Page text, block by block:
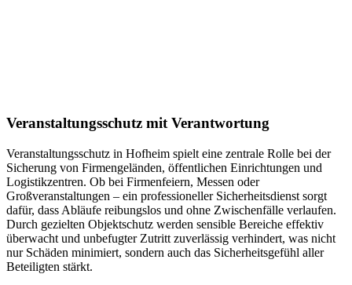
Veranstaltungsschutz mit Verantwortung
Veranstaltungsschutz in Hofheim spielt eine zentrale Rolle bei der
Sicherung von Firmengeländen, öffentlichen Einrichtungen und
Logistikzentren. Ob bei Firmenfeiern, Messen oder
Großveranstaltungen – ein professioneller Sicherheitsdienst sorgt
dafür, dass Abläufe reibungslos und ohne Zwischenfälle verlaufen.
Durch gezielten Objektschutz werden sensible Bereiche effektiv
überwacht und unbefugter Zutritt zuverlässig verhindert, was nicht
nur Schäden minimiert, sondern auch das Sicherheitsgefühl aller
Beteiligten stärkt.